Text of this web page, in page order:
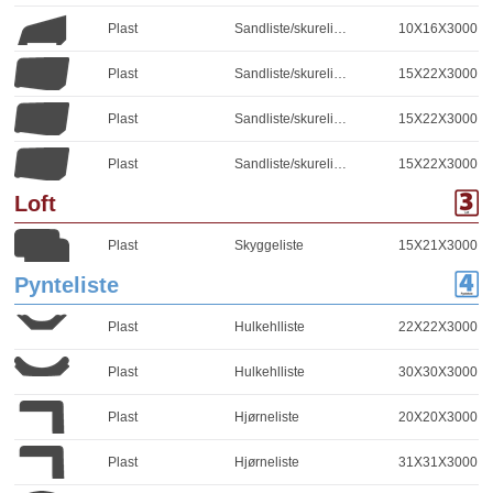
Plast Sandliste/skureliste 10X16X3000
Plast Sandliste/skureliste 15X22X3000
Plast Sandliste/skureliste 15X22X3000
Plast Sandliste/skureliste 15X22X3000
Loft
Plast Skyggeliste 15X21X3000
Pynteliste
Plast Hulkehlliste 22X22X3000
Plast Hulkehlliste 30X30X3000
Plast Hjørneliste 20X20X3000
Plast Hjørneliste 31X31X3000